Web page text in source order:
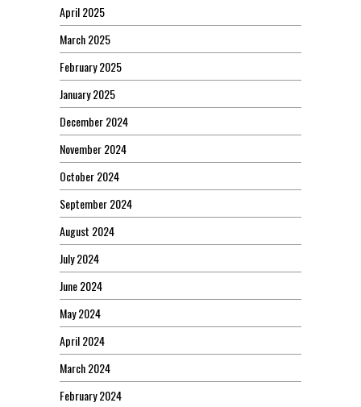
April 2025
March 2025
February 2025
January 2025
December 2024
November 2024
October 2024
September 2024
August 2024
July 2024
June 2024
May 2024
April 2024
March 2024
February 2024